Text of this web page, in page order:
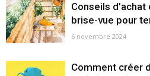
Conseils
brise-vue pour
6 novembre 2024
Comment créer